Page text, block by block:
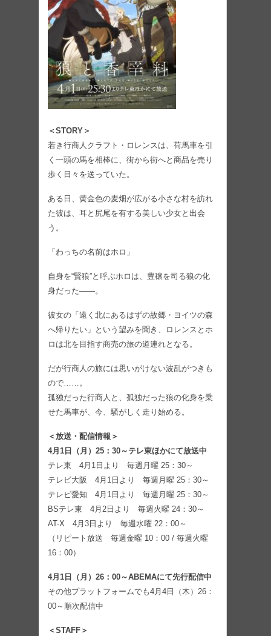
＜STORY＞
若き行商人クラフト・ロレンスは、荷馬車を引
く一頭の馬を相棒に、街から街へと商品を売り
歩く日々を送っていた。
ある日、黄金色の麦畑が広がる小さな村を訪れ
た彼は、耳と尻尾を有する美しい少女と出会
う。
「わっちの名前はホロ」
自身を“賢狼”と呼ぶホロは、豊穣を司る狼の化
身だった――。
彼女の「遠く北にあるはずの故郷・ヨイツの森
へ帰りたい」という望みを聞き、ロレンスとホ
ロは北を目指す商売の旅の道連れとなる。
だが行商人の旅には思いがけない波乱がつきも
ので……。
孤独だった行商人と、孤独だった狼の化身を乗
せた馬車が、今、騒がしく走り始める。
＜放送・配信情報＞
4月1日（月）25：30～テレ東ほかにて放送中
テレ東 4月1日より 毎週月曜 25：30～
テレビ大阪 4月1日より 毎週月曜 25：30～
テレビ愛知 4月1日より 毎週月曜 25：30～
BSテレ東 4月2日より 毎週火曜 24：30～
AT-X 4月3日より 毎週水曜 22：00～
（リピート放送 毎週金曜 10：00 / 毎週火曜
16：00）
4月1日（月）26：00～ABEMAにて先行配信中
その他プラットフォームでも4月4日（木）26：
00～順次配信中
＜STAFF＞